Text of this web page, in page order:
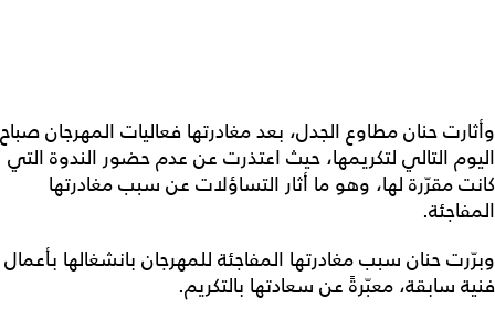
وأثارت حنان مطاوع الجدل، بعد مغادرتها فعاليات المهرجان صباح
اليوم التالي لتكريمها، حيث اعتذرت عن عدم حضور الندوة التي
كانت مقرّرة لها، وهو ما أثار التساؤلات عن سبب مغادرتها
المفاجئة.
وبرّرت حنان سبب مغادرتها المفاجئة للمهرجان بانشغالها بأعمال
فنية سابقة، معبّرةً عن سعادتها بالتكريم.